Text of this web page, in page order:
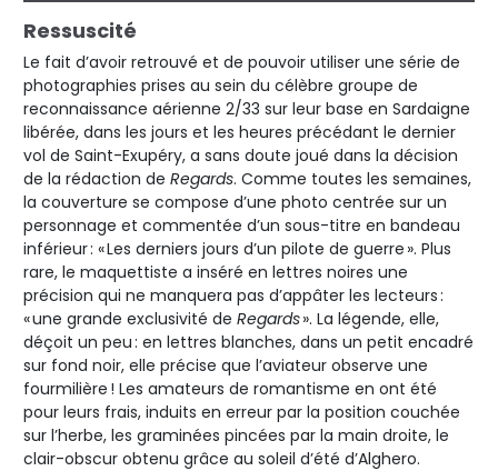
Ressuscité
Le fait d’avoir retrouvé et de pouvoir utiliser une série de
photographies prises au sein du célèbre groupe de
reconnaissance aérienne 2/33 sur leur base en Sardaigne
libérée, dans les jours et les heures précédant le dernier
vol de Saint-Exupéry, a sans doute joué dans la décision
de la rédaction de Regards. Comme toutes les semaines,
la couverture se compose d’une photo centrée sur un
personnage et commentée d’un sous-titre en bandeau
inférieur : « Les derniers jours d’un pilote de guerre ». Plus
rare, le maquettiste a inséré en lettres noires une
précision qui ne manquera pas d’appâter les lecteurs :
« une grande exclusivité de Regards». La légende, elle,
déçoit un peu : en lettres blanches, dans un petit encadré
sur fond noir, elle précise que l’aviateur observe une
fourmilière ! Les amateurs de romantisme en ont été
pour leurs frais, induits en erreur par la position couchée
sur l’herbe, les graminées pincées par la main droite, le
clair-obscur obtenu grâce au soleil d’été d’Alghero.